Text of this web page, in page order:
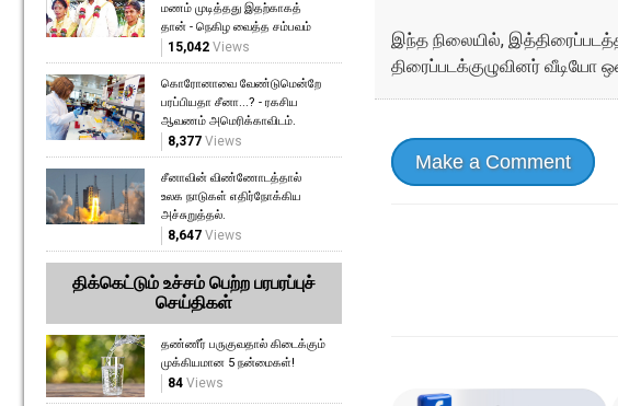
இந்த நிலையில்,
திரைப்படக்குழுவினர் வீடியோ
Make a Comment
மணம் முடித்தது இதற்காகத்
தான் - நெகிழ வைத்த சம்பவம்
15,042 Views
கொரோனாவை வேண்டுமென்றே
பரப்பியதா சீனா...? - ரகசிய
ஆவணம் அமெரிக்காவிடம்.
8,377 Views
சீனாவின் விண்ணோடத்தால்
உலக நாடுகள் எதிர்நோக்கிய
அச்சுறுத்தல்.
8,647 Views
திக்கெட்டும் உச்சம் பெற்ற பரபரப்புச்
செய்திகள்
தண்ணீர் பருகுவதால் கிடைக்கும்
முக்கியமான 5 நன்மைகள்!
84 Views